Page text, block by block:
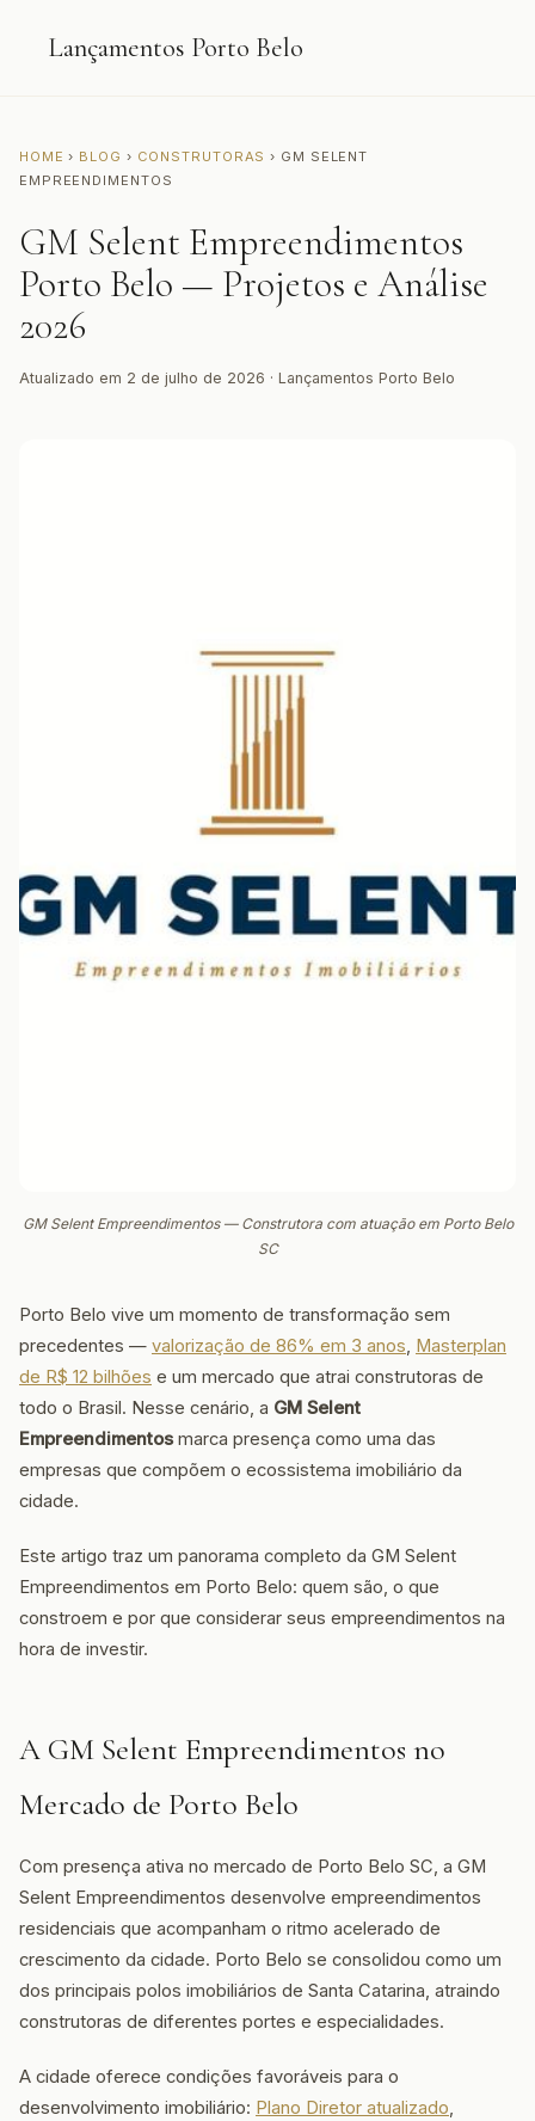
Lançamentos Porto Belo
HOME › BLOG › CONSTRUTORAS › GM SELENT
EMPREENDIMENTOS
GM Selent Empreendimentos
Porto Belo — Projetos e Análise
2026
Atualizado em 2 de julho de 2026 · Lançamentos Porto Belo
GM Selent Empreendimentos — Construtora com atuação em Porto Belo
SC
Porto Belo vive um momento de transformação sem
precedentes — valorização de 86% em 3 anos, Masterplan
de R$ 12 bilhões e um mercado que atrai construtoras de
todo o Brasil. Nesse cenário, a GM Selent
Empreendimentosmarca presença como uma das
empresas que compõem o ecossistema imobiliário da
cidade.
Este artigo traz um panorama completo da GM Selent
Empreendimentos em Porto Belo: quem são, o que
constroem e por que considerar seus empreendimentos na
hora de investir.
A GM Selent Empreendimentos no
Mercado de Porto Belo
Com presença ativa no mercado de Porto Belo SC, a GM
Selent Empreendimentos desenvolve empreendimentos
residenciais que acompanham o ritmo acelerado de
crescimento da cidade. Porto Belo se consolidou como um
dos principais polos imobiliários de Santa Catarina, atraindo
construtoras de diferentes portes e especialidades.
A cidade oferece condições favoráveis para o
desenvolvimento imobiliário: Plano Diretor atualizado,